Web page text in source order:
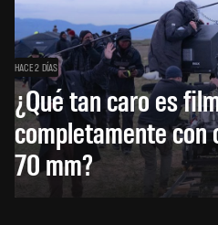
HACE 2 DÍAS
¿Qué tan caro es
completamente con
70 mm?